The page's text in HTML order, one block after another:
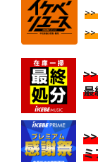
>>
>>
最
ミ